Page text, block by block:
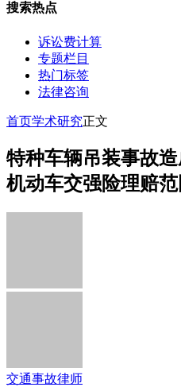
搜索热点
诉讼费计算
专题栏目
热门标签
法律咨询
首页学术研究正文
特种车辆吊装事故
机动车交强险理赔范
交通事故律师